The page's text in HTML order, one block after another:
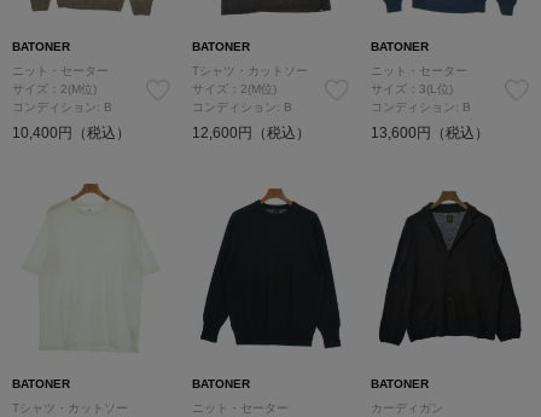
BATONER
ニット・セーター
サイズ：2(M位)
コンディション: B
10,400円（税込）
BATONER
Tシャツ・カットソー
サイズ：2(M位)
コンディション: B
12,600円（税込）
BATONER
ニット・セーター
サイズ：3(L位)
コンディション: B
13,600円（税込）
BATONER
Tシャツ・カットソー
BATONER
ニット・セーター
BATONER
カーディガン